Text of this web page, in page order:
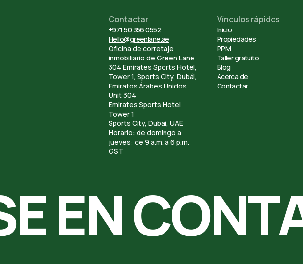
Contactar
+971 50 356 0552
Hello@greenlane.ae
Oficina de corretaje
inmobiliario de Green Lane
304 Emirates Sports Hotel,
Tower 1, Sports City, Dubái,
Emiratos Árabes Unidos
Unit 304
Emirates Sports Hotel
Tower 1
Sports City, Dubai, UAE
Horario: de domingo a
jueves: de 9 a.m. a 6 p.m.
GST
Vínculos rápidos
Inicio
Propiedades
PPM
Taller gratuito
Blog
Acerca de
Contactar
EN